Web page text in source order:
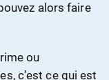
alors faire
ou
c’est ce qui est